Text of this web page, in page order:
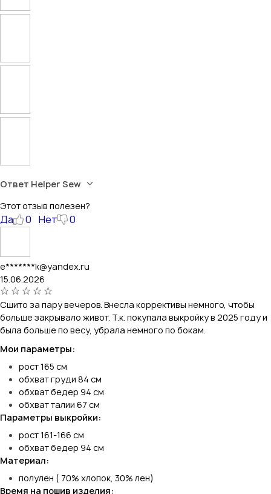
Ответ Helper Sew
Этот отзыв полезен?
Да 0 Нет 0
e*******k@yandex.ru
15.06.2026
Сшито за пару вечеров. Внесла коррективы немного, чтобы
больше закрывало живот. Т.к. покупала выкройку в 2025 году и
была больше по весу, убрала немного по бокам.
Мои параметры:
рост 165 см
обхват груди 84 см
обхват бедер 94 см
обхват талии 67 см
Параметры выкройки:
рост 161-166 см
обхват бедер 94 см
Материал:
полулен ( 70% хлопок, 30% лен)
Время на пошив изделия: